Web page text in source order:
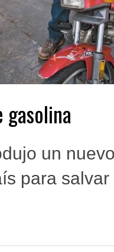
gasolina
un
para